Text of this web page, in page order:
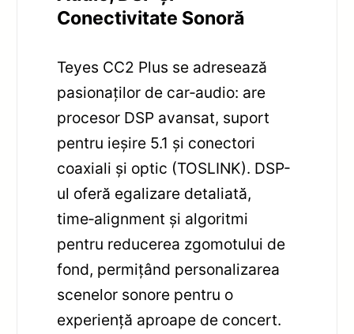
Conectivitate Sonoră
Teyes CC2 Plus se adresează
pasionaților de car‑audio: are
procesor DSP avansat, suport
pentru ieșire 5.1 și conectori
coaxiali și optic (TOSLINK). DSP-
ul oferă egalizare detaliată,
time‑alignment și algoritmi
pentru reducerea zgomotului de
fond, permițând personalizarea
scenelor sonore pentru o
experiență aproape de concert.